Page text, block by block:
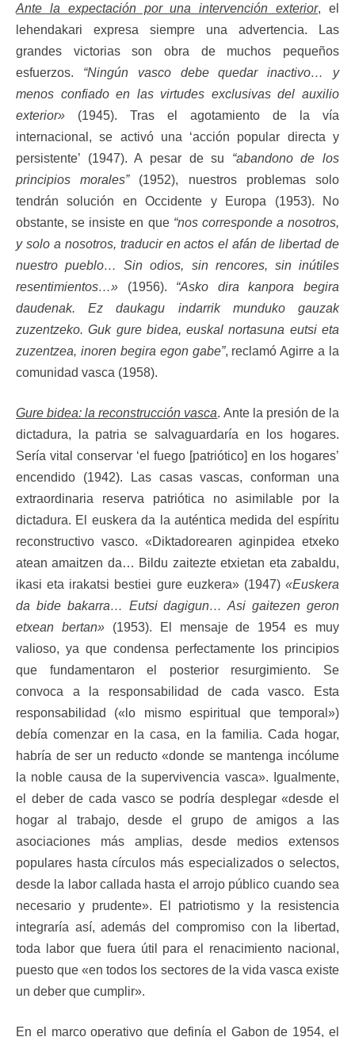
Ante la expectación por una intervención exterior, el
lehendakari expresa siempre una advertencia. Las
grandes victorias son obra de muchos pequeños
esfuerzos. “Ningún vasco debe quedar inactivo… y
menos confiado en las virtudes exclusivas del auxilio
exterior» (1945). Tras el agotamiento de la vía
internacional, se activó una ‘acción popular directa y
persistente’ (1947). A pesar de su “abandono de los
principios morales”(1952), nuestros problemas solo
tendrán solución en Occidente y Europa (1953). No
obstante, se insiste en que “nos corresponde a nosotros,
y solo a nosotros, traducir en actos el afán de libertad de
nuestro pueblo… Sin odios, sin rencores, sin inútiles
resentimientos…» (1956). “Asko dira kanpora begira
daudenak. Ez daukagu indarrik munduko gauzak
zuzentzeko. Guk gure bidea, euskal nortasuna eutsi eta
zuzentzea, inoren begira egon gabe”, reclamó Agirre a la
comunidad vasca (1958).
Gure bidea: la reconstrucción vasca. Ante la presión de la
dictadura, la patria se salvaguardaría en los hogares.
Sería vital conservar ‘el fuego [patriótico] en los hogares’
encendido (1942). Las casas vascas, conforman una
extraordinaria reserva patriótica no asimilable por la
dictadura. El euskera da la auténtica medida del espíritu
reconstructivo vasco. «Diktadorearen aginpidea etxeko
atean amaitzen da… Bildu zaitezte etxietan eta zabaldu,
ikasi eta irakatsi bestiei gure euzkera» (1947) «Euskera
da bide bakarra… Eutsi dagigun… Asi gaitezen geron
etxean bertan»(1953). El mensaje de 1954 es muy
valioso, ya que condensa perfectamente los principios
que fundamentaron el posterior resurgimiento. Se
convoca a la responsabilidad de cada vasco. Esta
responsabilidad («lo mismo espiritual que temporal»)
debía comenzar en la casa, en la familia. Cada hogar,
habría de ser un reducto «donde se mantenga incólume
la noble causa de la supervivencia vasca». Igualmente,
el deber de cada vasco se podría desplegar «desde el
hogar al trabajo, desde el grupo de amigos a las
asociaciones más amplias, desde medios extensos
populares hasta círculos más especializados o selectos,
desde la labor callada hasta el arrojo público cuando sea
necesario y prudente». El patriotismo y la resistencia
integraría así, además del compromiso con la libertad,
toda labor que fuera útil para el renacimiento nacional,
puesto que «en todos los sectores de la vida vasca existe
un deber que cumplir».
En el marco operativo que definía el Gabon de 1954, el